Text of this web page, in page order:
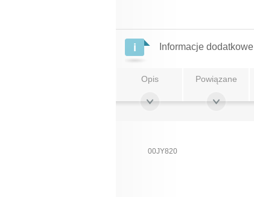
Informacje dodatkowe
Opis Powiązane
00JY820